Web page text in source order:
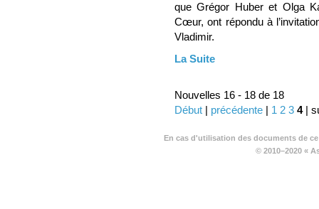
que Grégor Huber et Olga
Cœur, ont répondu à
Vladimir.
La Suite
Nouvelles 16 - 18 de 18
Début | précédente | 1 2 3 4|
En cas d'utilisation des documents de
© 2010–2020 «